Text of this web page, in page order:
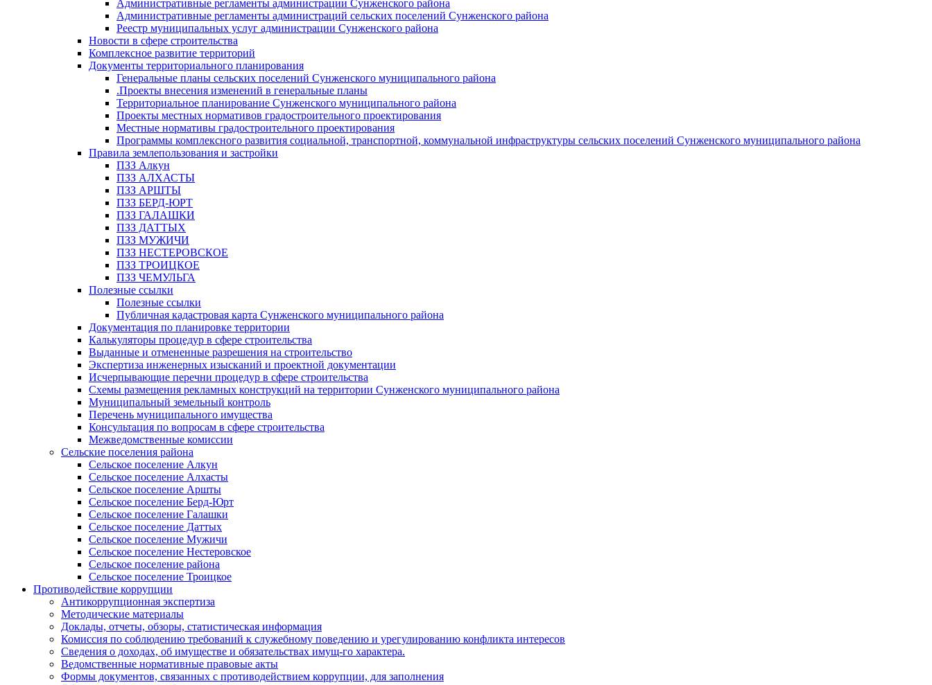
Административные регламенты администрации Сунженского района
Административные регламенты администраций сельских поселений Сунженского района
Реестр муниципальных услуг администрации Сунженского района
Новости в сфере строительства
Комплексное развитие территорий
Документы территориального планирования
Генеральные планы сельских поселений Сунженского муниципального района
.Проекты внесения изменений в генеральные планы
Территориальное планирование Сунженского муниципального района
Проекты местных нормативов градостроительного проектирования
Местные нормативы градостроительного проектирования
Программы комплексного развития социальной, транспортной, коммунальной инфраструктуры сельских поселений Сунженского муниципального района
Правила землепользования и застройки
ПЗЗ Алкун
ПЗЗ АЛХАСТЫ
ПЗЗ АРШТЫ
ПЗЗ БЕРД-ЮРТ
ПЗЗ ГАЛАШКИ
ПЗЗ ДАТТЫХ
ПЗЗ МУЖИЧИ
ПЗЗ НЕСТЕРОВСКОЕ
ПЗЗ ТРОИЦКОЕ
ПЗЗ ЧЕМУЛЬГА
Полезные ссылки
Полезные ссылки
Публичная кадастровая карта Сунженского муниципального района
Документация по планировке территории
Калькуляторы процедур в сфере строительства
Выданные и отмененные разрешения на строительство
Экспертиза инженерных изысканий и проектной документации
Исчерпывающие перечни процедур в сфере строительства
Схемы размещения рекламных конструкций на территории Сунженского муниципального района
Муниципальный земельный контроль
Перечень муниципального имущества
Консультация по вопросам в сфере строительства
Межведомственные комиссии
Сельские поселения района
Сельское поселение Алкун
Сельское поселение Алхасты
Сельское поселение Аршты
Сельское поселение Берд-Юрт
Сельское поселение Галашки
Сельское поселение Даттых
Сельское поселение Мужичи
Сельское поселение Нестеровское
Сельское поселение района
Сельское поселение Троицкое
Противодействие коррупции
Антикоррупционная экспертиза
Методические материалы
Доклады, отчеты, обзоры, статистическая информация
Комиссия по соблюдению требований к служебному поведению и урегулированию конфликта интересов
Сведения о доходах, об имуществе и обязательствах имущ-го характера.
Ведомственные нормативные правовые акты
Формы документов, связанных с противодействием коррупции, для заполнения